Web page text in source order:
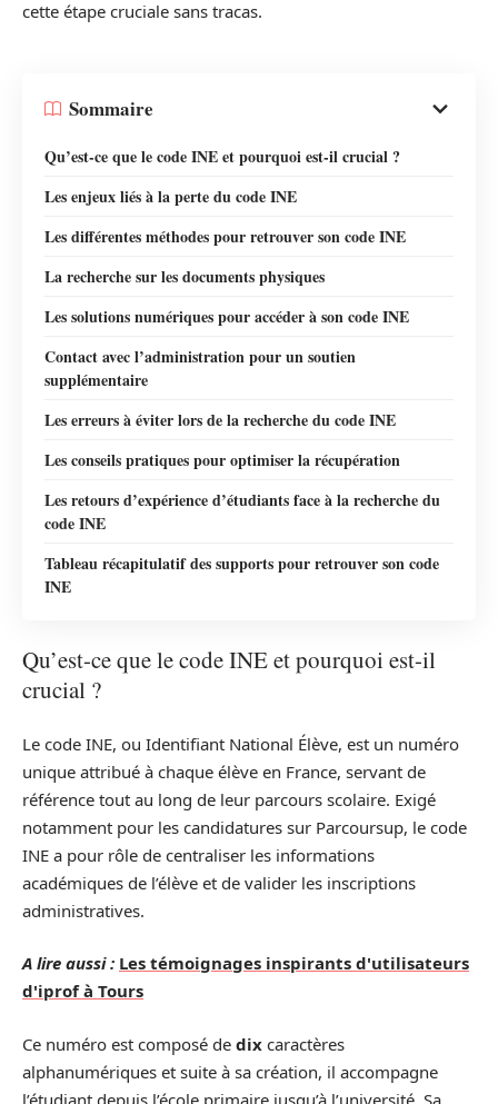
cette étape cruciale sans tracas.
Sommaire
Qu’est-ce que le code INE et pourquoi est-il crucial ?
Les enjeux liés à la perte du code INE
Les différentes méthodes pour retrouver son code INE
La recherche sur les documents physiques
Les solutions numériques pour accéder à son code INE
Contact avec l’administration pour un soutien
supplémentaire
Les erreurs à éviter lors de la recherche du code INE
Les conseils pratiques pour optimiser la récupération
Les retours d’expérience d’étudiants face à la recherche du
code INE
Tableau récapitulatif des supports pour retrouver son code
INE
Qu’est-ce que le code INE et pourquoi est-il
crucial ?
Le code INE, ou Identifiant National Élève, est un numéro
unique attribué à chaque élève en France, servant de
référence tout au long de leur parcours scolaire. Exigé
notamment pour les candidatures sur Parcoursup, le code
INE a pour rôle de centraliser les informations
académiques de l’élève et de valider les inscriptions
administratives.
A lire aussi : Les témoignages inspirants d'utilisateurs
d'iprof à Tours
Ce numéro est composé de dix caractères
alphanumériques et suite à sa création, il accompagne
l’étudiant depuis l’école primaire jusqu’à l’université. Sa